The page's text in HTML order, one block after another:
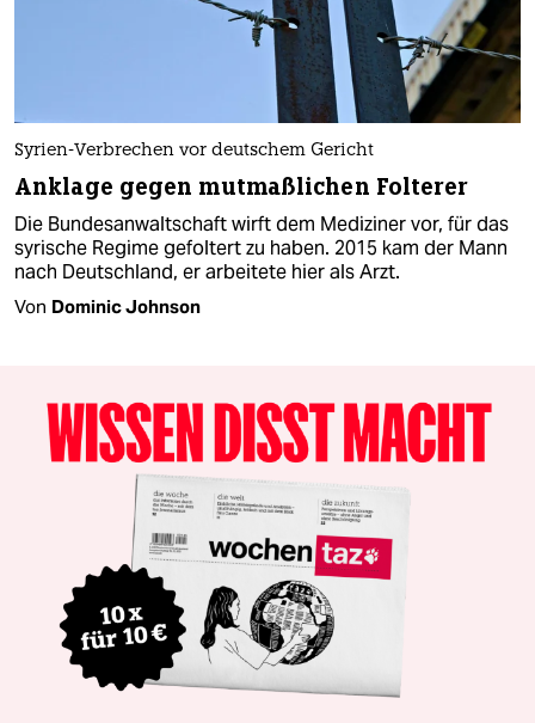
Syrien-Verbrechen vor deutschem Gericht
Anklage gegen mutmaßlichen Folterer
Die Bundesanwaltschaft wirft dem Mediziner vor, für das
syrische Regime gefoltert zu haben. 2015 kam der Mann
nach Deutschland, er arbeitete hier als Arzt.
Von Dominic Johnson